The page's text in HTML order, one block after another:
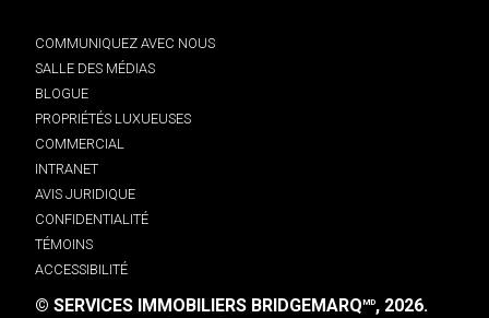
COMMUNIQUEZ AVEC NOUS
SALLE DES MÉDIAS
BLOGUE
PROPRIÉTÉS LUXUEUSES
COMMERCIAL
INTRANET
AVIS JURIDIQUE
CONFIDENTIALITÉ
TÉMOINS
ACCESSIBILITÉ
© SERVICES IMMOBILIERS BRIDGEMARQMD, 2026.